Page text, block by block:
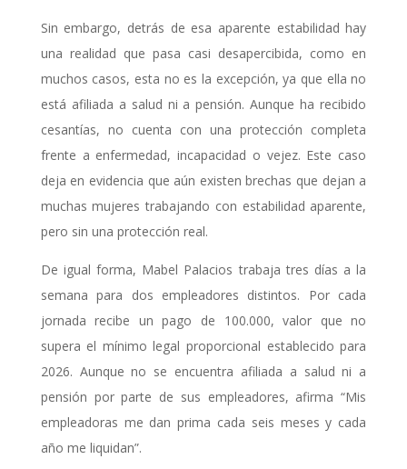
Sin embargo, detrás de esa aparente estabilidad hay
una realidad que pasa casi desapercibida, como en
muchos casos, esta no es la excepción, ya que ella no
está afiliada a salud ni a pensión. Aunque ha recibido
cesantías, no cuenta con una protección completa
frente a enfermedad, incapacidad o vejez. Este caso
deja en evidencia que aún existen brechas que dejan a
muchas mujeres trabajando con estabilidad aparente,
pero sin una protección real.
De igual forma, Mabel Palacios trabaja tres días a la
semana para dos empleadores distintos. Por cada
jornada recibe un pago de 100.000, valor que no
supera el mínimo legal proporcional establecido para
2026. Aunque no se encuentra afiliada a salud ni a
pensión por parte de sus empleadores, afirma “Mis
empleadoras me dan prima cada seis meses y cada
año me liquidan”.